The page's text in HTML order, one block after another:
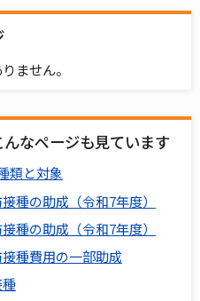
ません。
なページも見ています
類と対象
種の助成（令和7年度）
種の助成（令和7年度）
種費用の一部助成